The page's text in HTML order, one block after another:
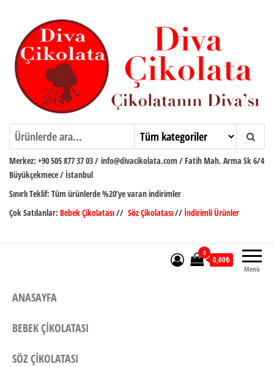
Diva Çikolata Çikolatanın Divası
Merkez: +90 505 877 37 03/ info@divacikolata.com / Fatih Mah. Arma Sk 6/4
Büyükçekmece / İstanbul
Sınırlı Teklif: Tüm ürünlerde %20’ye varan indirimler
Çok Satılanlar: Bebek Çikolatası// Söz Çikolatası// İndirimli Ürünler
Menü
0
0,00₺
ANASAYFA
BEBEK ÇIKOLATASI
SÖZ ÇIKOLATASI